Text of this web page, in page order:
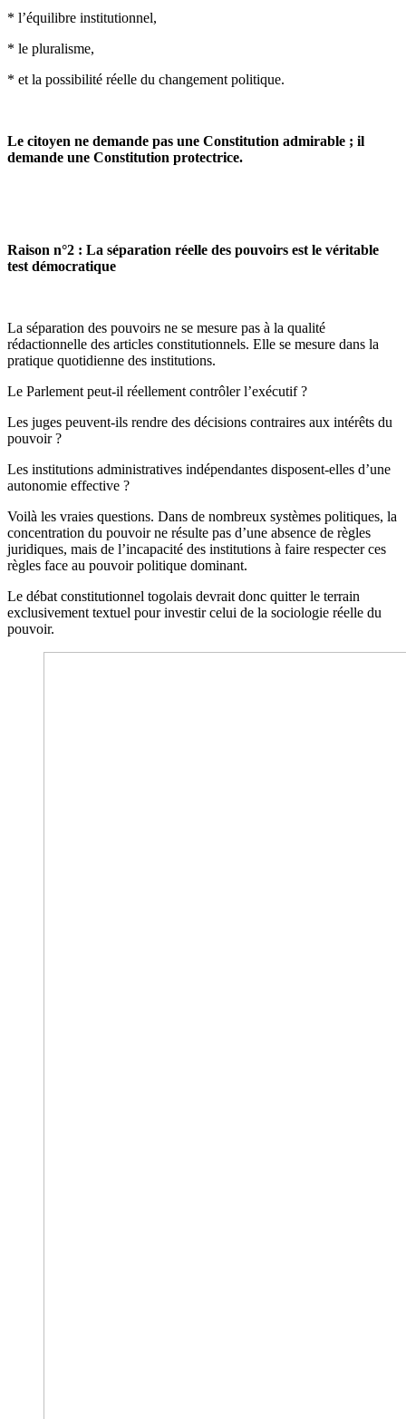
* l’équilibre institutionnel,
* le pluralisme,
* et la possibilité réelle du changement politique.
Le citoyen ne demande pas une Constitution admirable ; il
demande une Constitution protectrice.
Raison n°2 : La séparation réelle des pouvoirs est le véritable
test démocratique
La séparation des pouvoirs ne se mesure pas à la qualité
rédactionnelle des articles constitutionnels. Elle se mesure dans la
pratique quotidienne des institutions.
Le Parlement peut-il réellement contrôler l’exécutif ?
Les juges peuvent-ils rendre des décisions contraires aux intérêts du
pouvoir ?
Les institutions administratives indépendantes disposent-elles d’une
autonomie effective ?
Voilà les vraies questions. Dans de nombreux systèmes politiques, la
concentration du pouvoir ne résulte pas d’une absence de règles
juridiques, mais de l’incapacité des institutions à faire respecter ces
règles face au pouvoir politique dominant.
Le débat constitutionnel togolais devrait donc quitter le terrain
exclusivement textuel pour investir celui de la sociologie réelle du
pouvoir.